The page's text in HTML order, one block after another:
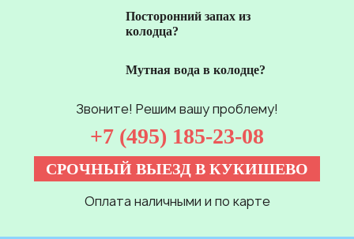
Посторонний запах из
колодца?
Мутная вода в колодце?
Звоните! Решим вашу проблему!
+7 (495) 185-23-08
СРОЧНЫЙ ВЫЕЗД В КУКИШЕВО
Оплата наличными и по карте